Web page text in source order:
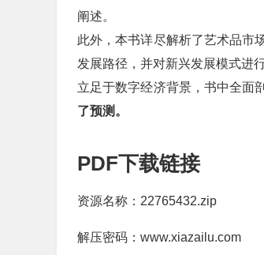
阐述。
此外，本书详尽解析了艺术品市
发展路径，并对新兴发展模式进
立足于数字经济背景，书中全面
了预测。
PDF下载链接
资源名称：22765432.zip
解压密码：www.xiazailu.com